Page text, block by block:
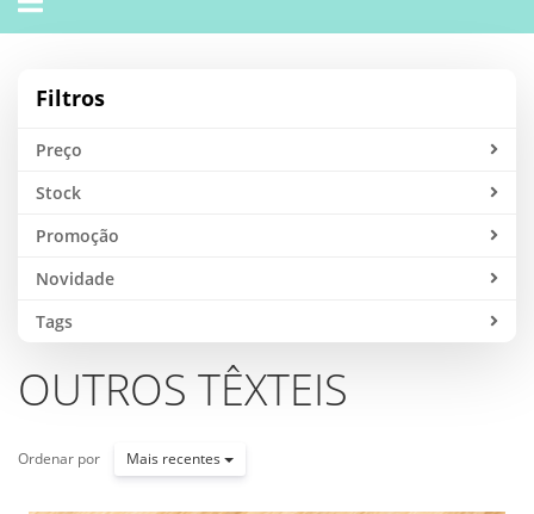
navigation
Filtros
Preço
Stock
Promoção
Novidade
Tags
OUTROS TÊXTEIS
Ordenar por Mais recentes